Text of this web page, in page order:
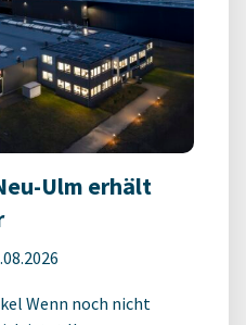
Ulm erhält
Wenn noch nicht